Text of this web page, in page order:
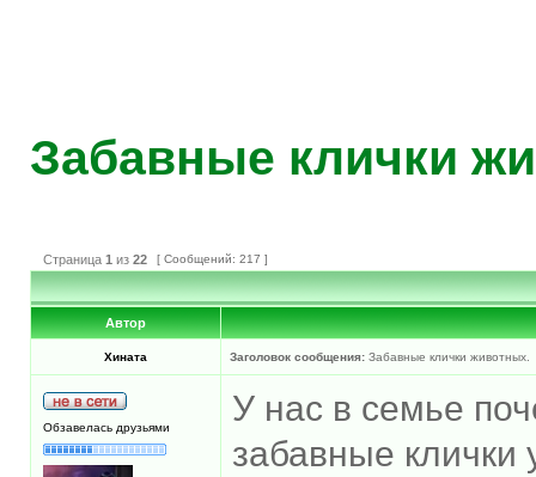
Забавные клички
Страница 1 из 22 [ Сообщений: 217 ]
Автор
Хината Заголовок сообщения: Забавные клички животных.
Обзавелась друзьями
У нас в семье
забавные клички